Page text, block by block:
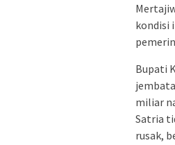
kondisi
Bupati
miliar
Satria
rusak,